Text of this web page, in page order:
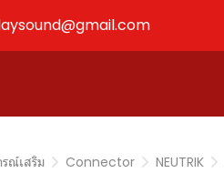
ณ์เสริม Connector NEUTRIK